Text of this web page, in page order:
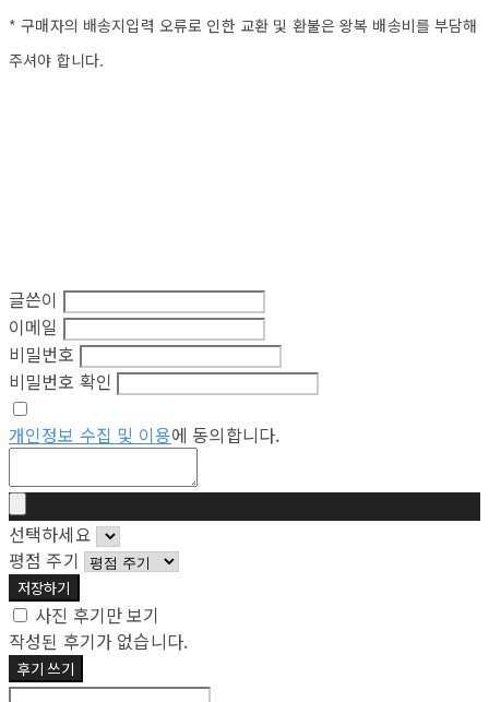
* 구매자의 배송지입력 오류로 인한 교환 및 환불은 왕복 배송비를 부담해
주셔야 합니다.
글쓴이
이메일
비밀번호
비밀번호 확인
개인정보 수집 및 이용에 동의합니다.
선택하세요
평점 주기
저장하기
사진 후기만 보기
작성된 후기가 없습니다.
후기 쓰기